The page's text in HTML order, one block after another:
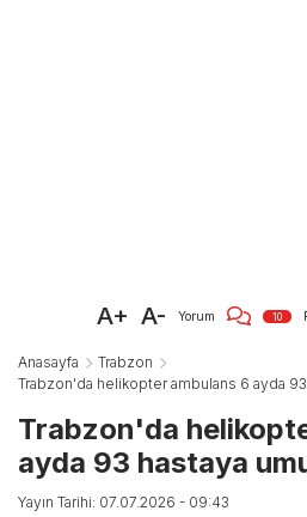
A+ A- Yorum 10
Anasayfa
Trabzon
Trabzon'da helikopter ambulans 6 ayda
Trabzon'da
ayda 93 hastaya
Yayın Tarihi: 07.07.2026 - 09:43